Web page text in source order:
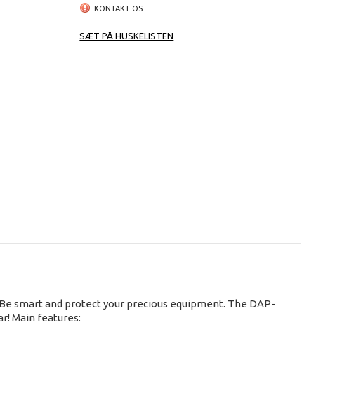
KONTAKT OS
SÆT PÅ HUSKELISTEN
smart and protect your precious equipment. The DAP-
Main features: